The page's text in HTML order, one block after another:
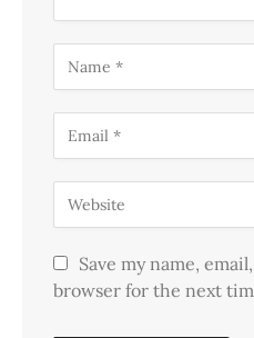
Save my name,
browser for the next